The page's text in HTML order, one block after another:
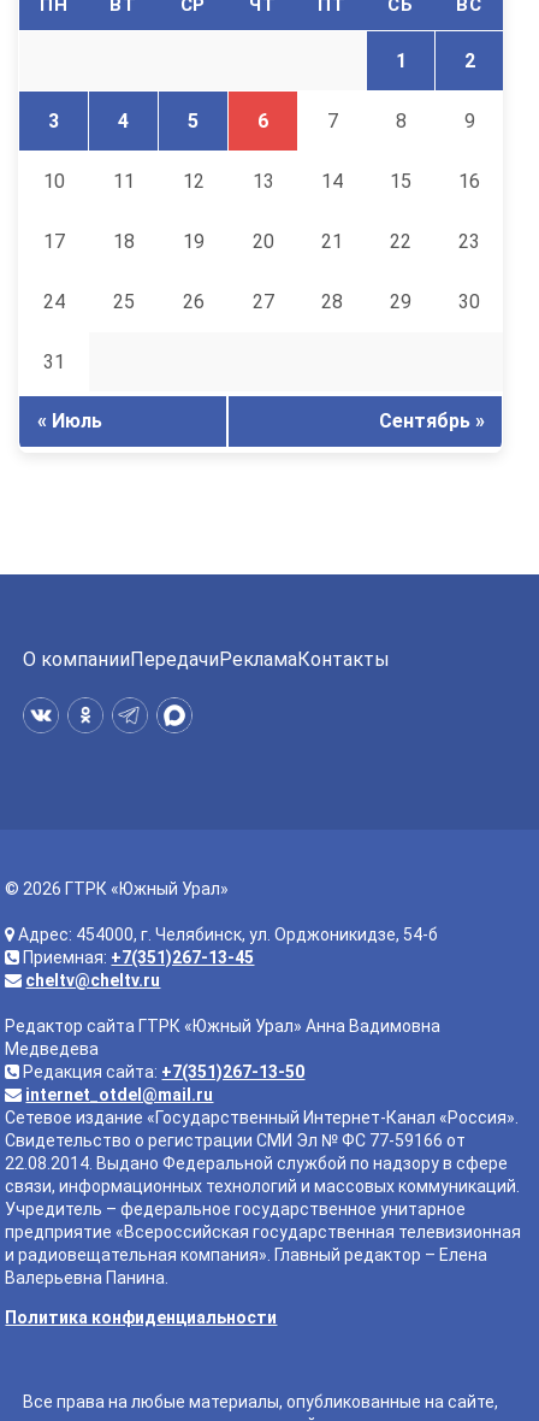
ПН ВТ СР ЧТ ПТ СБ ВС
1 2
3 4 5 6 7 8 9
10 11 12 13 14 15 16
17 18 19 20 21 22 23
24 25 26 27 28 29 30
31
« Июль Сентябрь »
О компанииПередачиРекламаКонтакты
© 2026 ГТРК «Южный Урал»
Адрес: 454000, г. Челябинск, ул. Орджоникидзе, 54-б
Приемная: +7(351)267-13-45
cheltv@cheltv.ru
Редактор сайта ГТРК «Южный Урал» Анна Вадимовна
Медведева
Редакция сайта: +7(351)267-13-50
internet_otdel@mail.ru
Сетевое издание «Государственный Интернет-Канал «Россия».
Свидетельство о регистрации СМИ Эл № ФС 77-59166 от
22.08.2014. Выдано Федеральной службой по надзору в сфере
связи, информационных технологий и массовых коммуникаций.
Учредитель – федеральное государственное унитарное
предприятие «Всероссийская государственная телевизионная
и радиовещательная компания». Главный редактор – Елена
Валерьевна Панина.
Политика конфиденциальности
Все права на любые материалы, опубликованные на сайте,